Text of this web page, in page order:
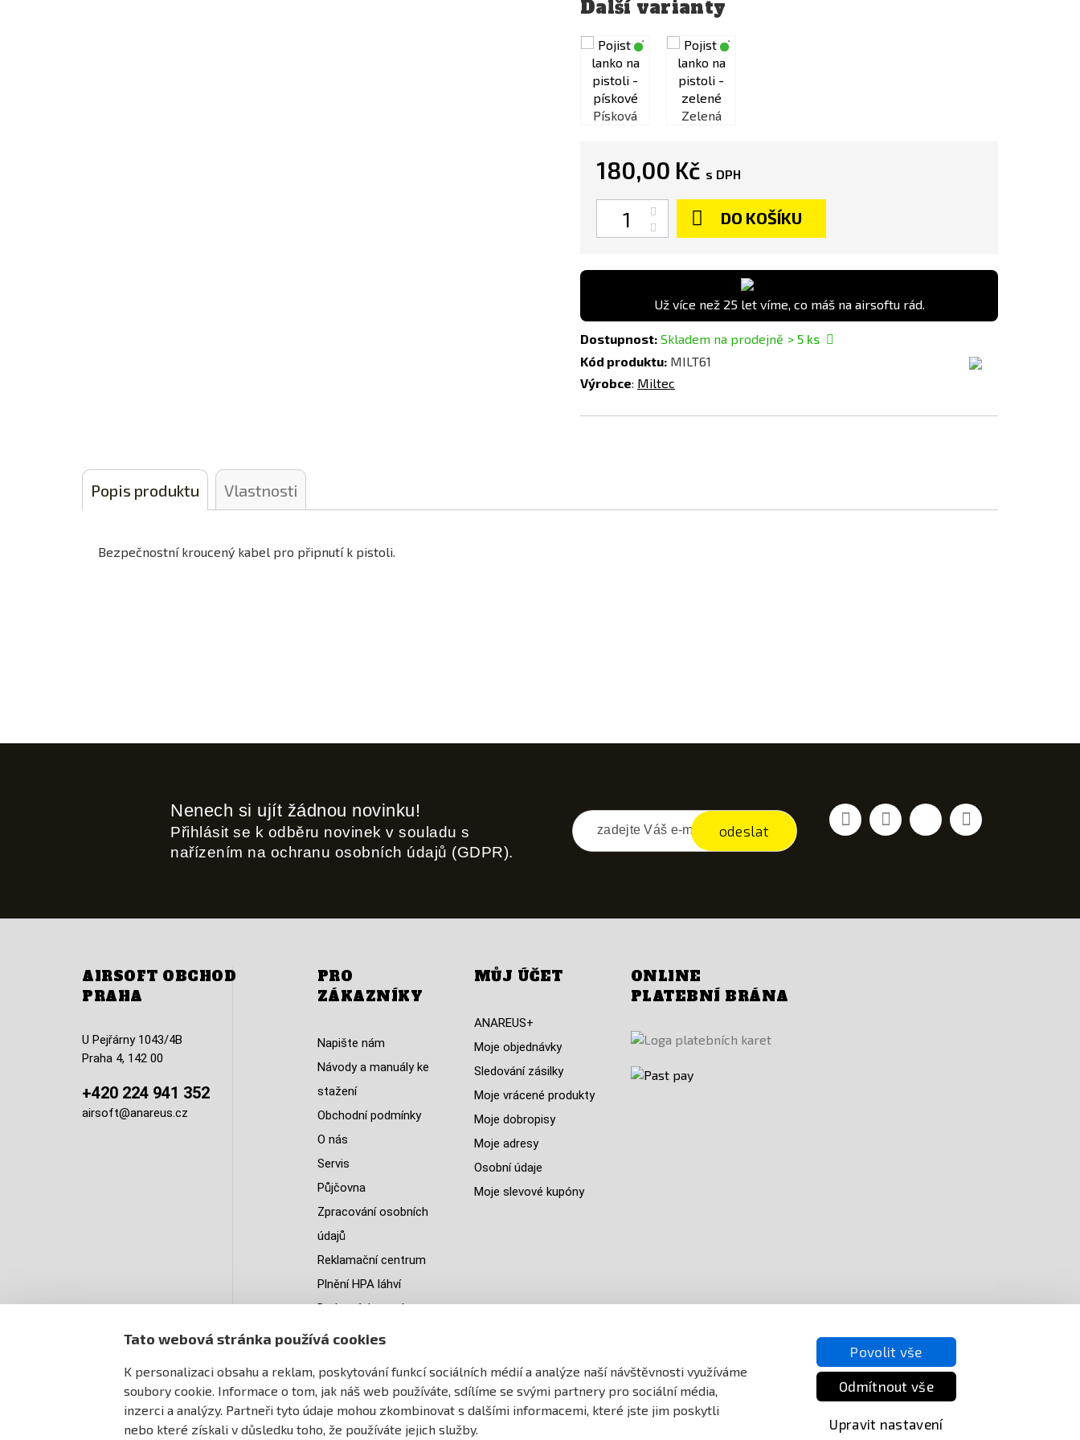
Tato webová stránka používá cookies
K personalizaci obsahu a reklam, poskytování funkcí sociálních médií a analýze naší návštěvnosti využíváme
soubory cookie. Informace o tom, jak náš web používáte, sdílíme se svými partnery pro sociální média,
inzerci a analýzy. Partneři tyto údaje mohou zkombinovat s dalšími informacemi, které jste jim poskytli
nebo které získali v důsledku toho, že používáte jejich služby.
Povolit vše
Odmítnout vše
Upravit nastavení
Další varianty
Písková Zelená
180,00 Kč s DPH
DO KOŠÍKU
Už více než 25 let víme, co máš na airsoftu rád.
Dostupnost: Skladem na prodejně > 5 ks
Kód produktu: MILT61
Výrobce: Miltec
Popis produktu Vlastnosti
Bezpečnostní kroucený kabel pro připnutí k pistoli.
Nenech si ujít žádnou novinku!
Přihlásit se k odběru novinek v souladu s
nařízením na ochranu osobních údajů (GDPR).
odeslat
FacebookYouTubeVimeo Instagram
AIRSOFT OBCHOD
PRAHA
U Pejřárny 1043/4B
Praha 4, 142 00
+420 224 941 352
airsoft@anareus.cz
PRO
ZÁKAZNÍKY
Napište nám
Návody a manuály ke
stažení
Obchodní podmínky
O nás
Servis
Půjčovna
Zpracování osobních
údajů
Reklamační centrum
Plnění HPA láhví
Do kterých zemí
doručujeme
Mapa stránek
MŮJ ÚČET
ANAREUS+
Moje objednávky
Sledování zásilky
Moje vrácené produkty
Moje dobropisy
Moje adresy
Osobní údaje
Moje slevové kupóny
ONLINE
PLATEBNÍ BRÁNA